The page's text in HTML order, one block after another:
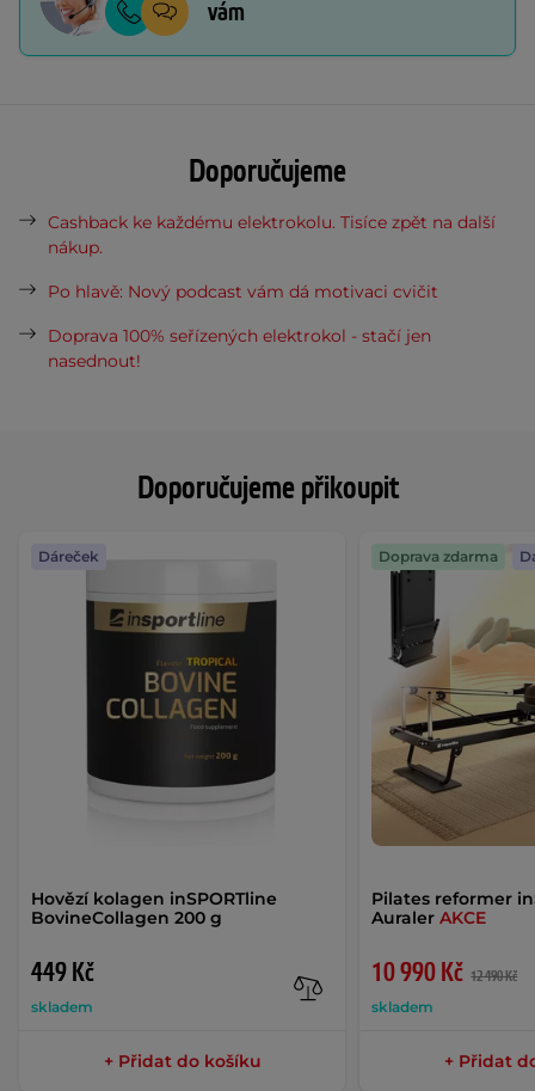
Doporučujeme přikoupit
Hovězí kolagen inSPORTline
BovineCollagen 200 g
449 Kč
skladem
Dáreček
+ Přidat do košíku
Pilates reformer
AuralerAKCE
10 990 Kč 12 490 Kč
skladem
Doprava zdarma
+ Přidat
vám
Doporučujeme
Cashback ke každému elektrokolu. Tisíce zpět na další
nákup.
Po hlavě: Nový podcast vám dá motivaci cvičit
Doprava 100% seřízených elektrokol - stačí jen
nasednout!